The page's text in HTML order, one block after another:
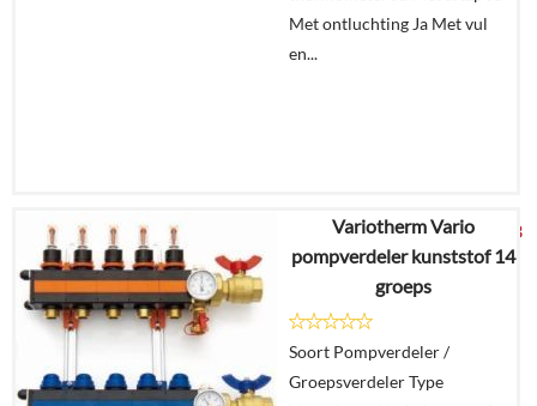
Met ontluchting Ja Met vul
en...
€1.274,13
winkelmand
Variotherm Vario
pompverdeler kunststof 14
groeps
Soort Pompverdeler /
Groepsverdeler Type